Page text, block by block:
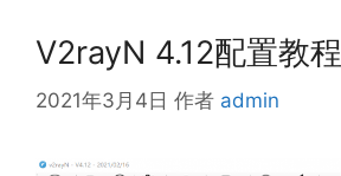
V2rayN 4.12配置教程
2021年3月4日 作者 admin